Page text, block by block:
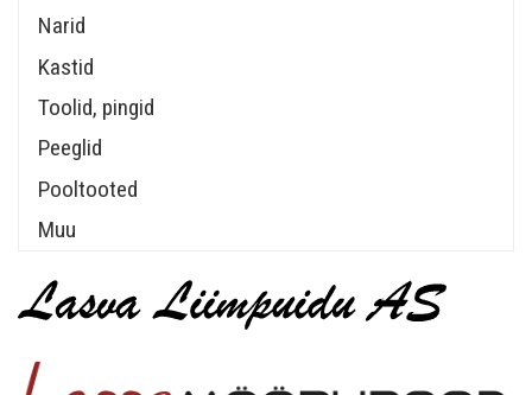
Narid
Kastid
Toolid, pingid
Peeglid
Pooltooted
Muu